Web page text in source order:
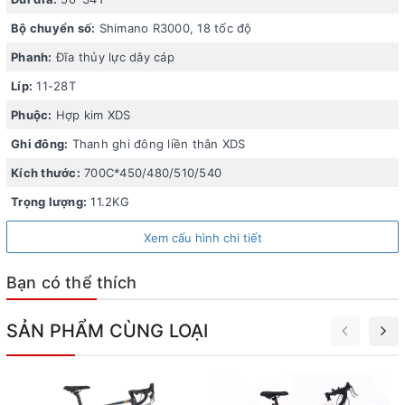
Phuộc trước của xe được làm từ hợp kim XDS, giúp hấp
thụ tốt các chấn động từ mặt đường, mang lại cảm giác êm
ái khi lái xe.
Bộ chuyển số: Shimano R3000, 18 tốc độ
Phanh: Đĩa thủy lực dây cáp
Líp: 11-28T
Phuộc: Hợp kim XDS
Ghi đông: Thanh ghi đông liền thân XDS
Kích thước: 700C*450/480/510/540
Trọng lượng: 11.2KG
Xem cấu hình chi tiết
Bạn có thể thích
SẢN PHẨM CÙNG LOẠI